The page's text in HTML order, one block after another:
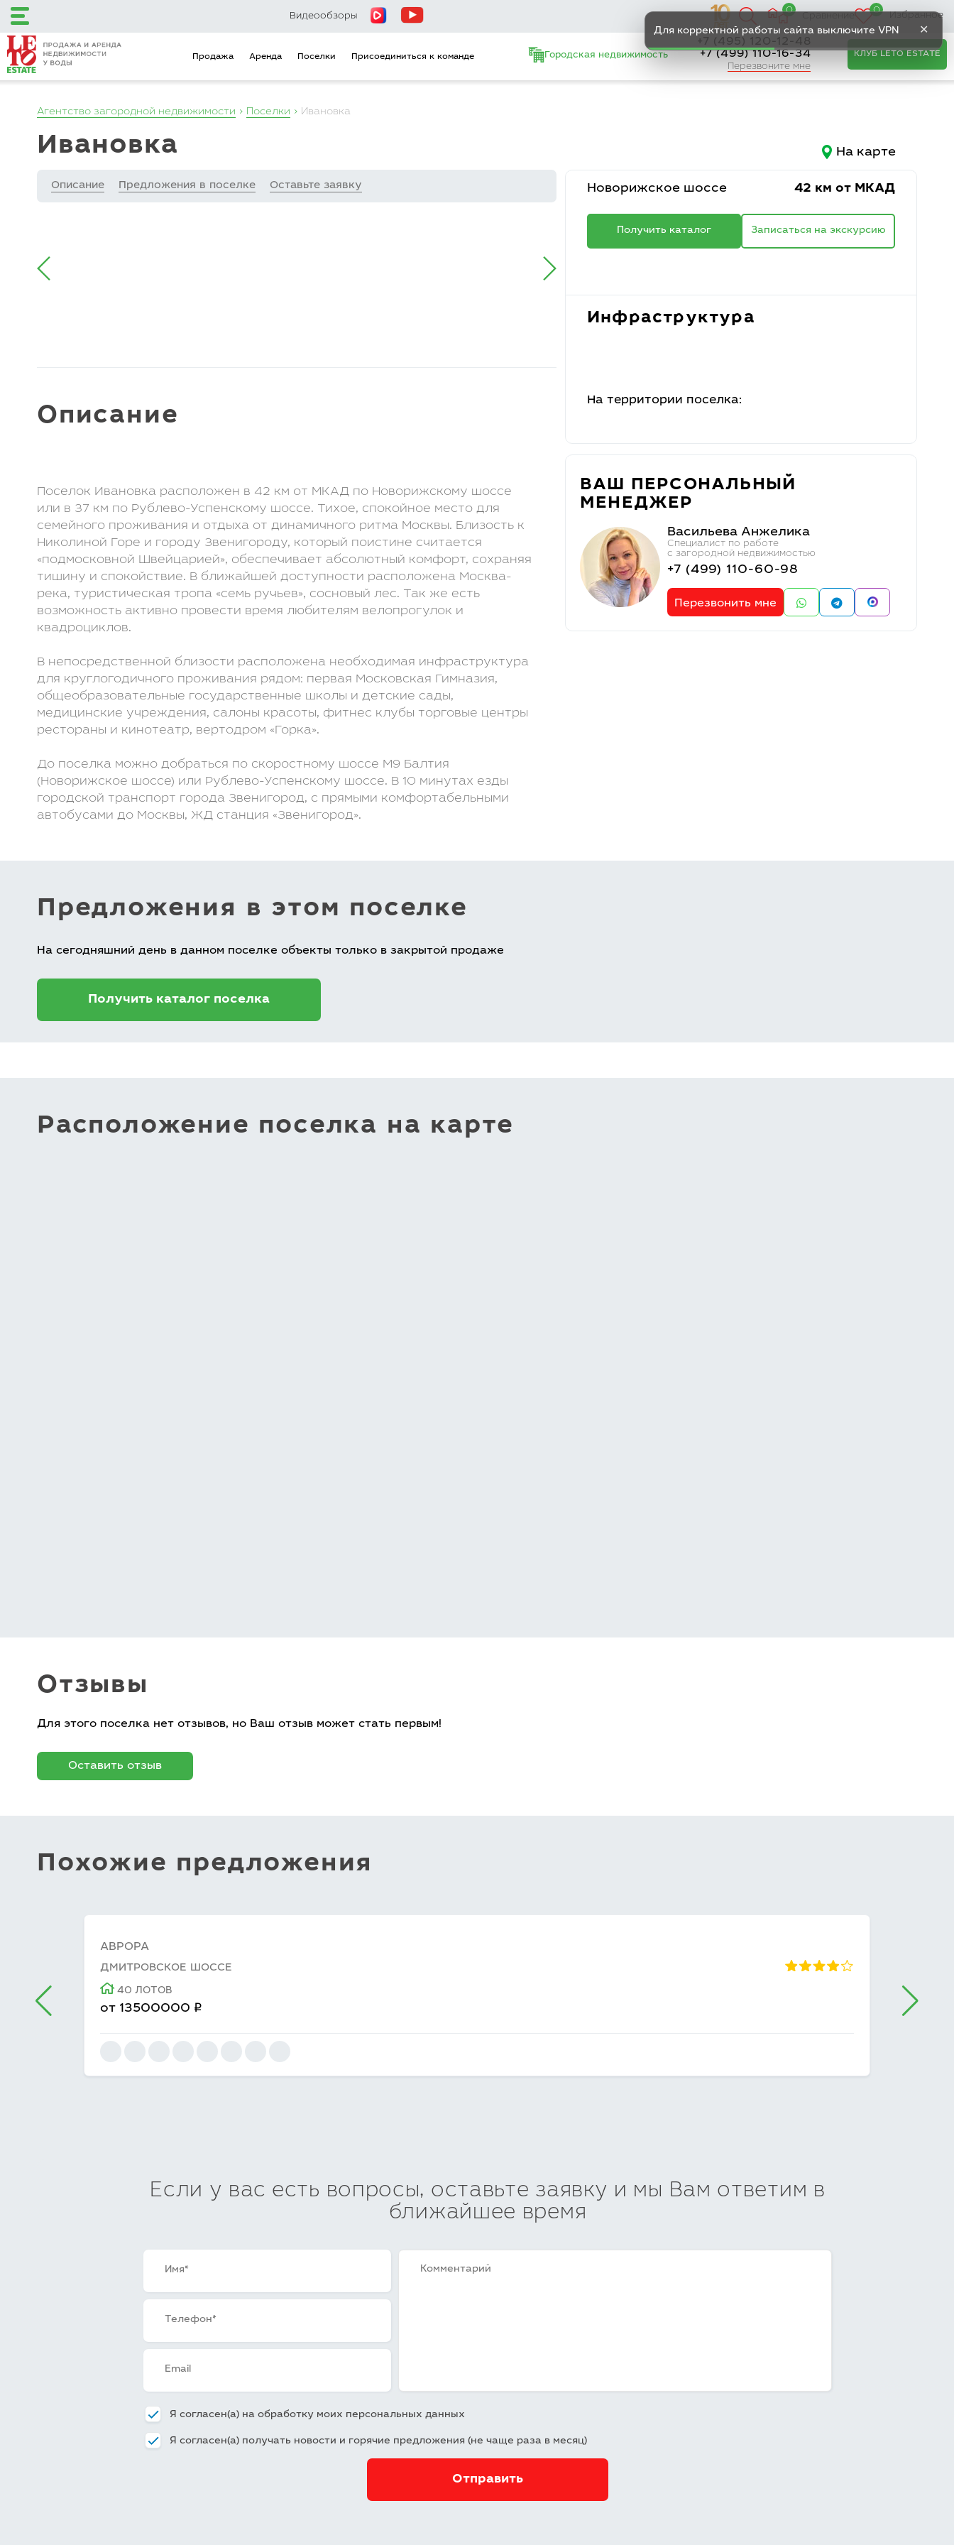
Для корректной работы сайта выключите VPN ✕
+7 (495) 120-12-48
+7 (499) 110-16-34
Объекты на карте
Городская недвижимость
Видеообзоры
0 0 Избранное
Продажа Аренда Поселки Присоединиться к команде Городская недвижимость
+7 (495) 120-12-48
+7 (499) 110-16-34
Перезвоните мне
КЛУБ LETO ESTATE
Агентство загородной недвижимости Поселки Ивановка
Ивановка На карте
Описание Предложения в поселке Оставьте заявку
Описание
Поселок Ивановка расположен в 42 км от МКАД по Новорижскому шоссе
или в 37 км по Рублево-Успенскому шоссе. Тихое, спокойное место для
семейного проживания и отдыха от динамичного ритма Москвы. Близость к
Николиной Горе и городу Звенигороду, который поистине считается
«подмосковной Швейцарией», обеспечивает абсолютный комфорт, сохраняя
тишину и спокойствие. В ближайшей доступности расположена Москва-
река, туристическая тропа «семь ручьев», сосновый лес. Так же есть
возможность активно провести время любителям велопрогулок и
квадроциклов.
В непосредственной близости расположена необходимая инфраструктура
для круглогодичного проживания рядом: первая Московская Гимназия,
общеобразовательные государственные школы и детские сады,
медицинские учреждения, салоны красоты, фитнес клубы торговые центры
рестораны и кинотеатр, вертодром «Горка».
До поселка можно добраться по скоростному шоссе М9 Балтия
(Новорижское шоссе) или Рублево-Успенскому шоссе. В 10 минутах езды
городской транспорт города Звенигород, с прямыми комфортабельными
автобусами до Москвы, ЖД станция «Звенигород».
Новорижское шоссе 42 км от МКАД
Получить каталог Записаться на экскурсию
Инфраструктура
На территории поселка:
ВАШ ПЕРСОНАЛЬНЫЙ
МЕНЕДЖЕР
Васильева Анжелика
Специалист по работе
с загородной недвижимостью
+7 (499) 110-60-98
Перезвонить мне
Предложения в этом поселке
На сегодняшний день в данном поселке объекты только в закрытой продаже
Получить каталог поселка
Расположение поселка на карте
Отзывы
Для этого поселка нет отзывов, но Ваш отзыв может стать первым!
Оставить отзыв
Похожие предложения
АВРОРА
ДМИТРОВСКОЕ ШОССЕ
40 ЛОТОВ
от 13500000 q
Если у вас есть вопросы, оставьте заявку и мы Вам ответим в
ближайшее время
Я согласен(а) на обработку моих персональных данных
Я согласен(а) получать новости и горячие предложения (не чаще раза в месяц)